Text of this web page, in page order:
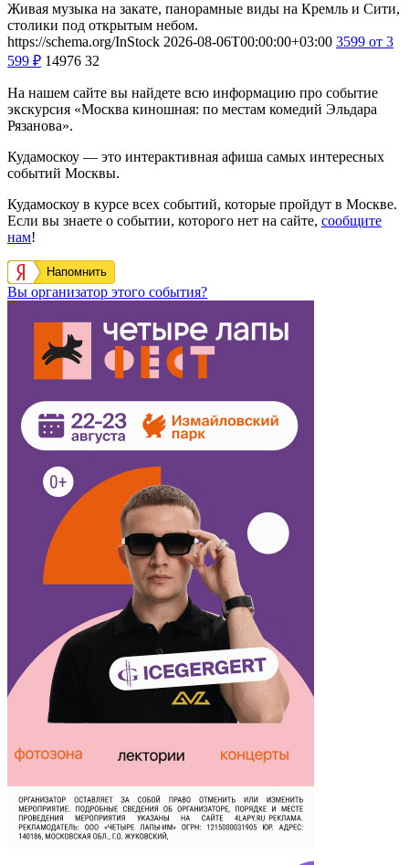
Живая музыка на закате, панорамные виды на Кремль и Сити,
столики под открытым небом.
https://schema.org/InStock 2026-08-06T00:00:00+03:00 3599 от 3
599 ₽ 14976 32
На нашем сайте вы найдете всю информацию про событие
экскурсия «Москва киношная: по местам комедий Эльдара
Рязанова».
Кудамоскоу — это интерактивная афиша самых интересных
событий Москвы.
Кудамоскоу в курсе всех событий, которые пройдут в Москве.
Если вы знаете о событии, которого нет на сайте, сообщите
нам!
Напомнить
Вы организатор этого события?